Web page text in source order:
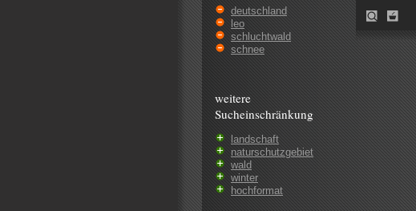
deutschland
leo
schluchtwald
schnee
weitere
Sucheinschränkung
landschaft
naturschutzgebiet
wald
winter
hochformat